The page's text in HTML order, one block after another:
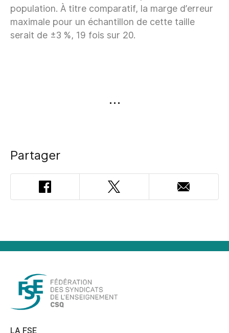
population. À titre comparatif, la marge d’erreur
maximale pour un échantillon de cette taille
serait de ±3 %, 19 fois sur 20.
Partager
Facebook Twitter
Adresse
courriel
LA FSE